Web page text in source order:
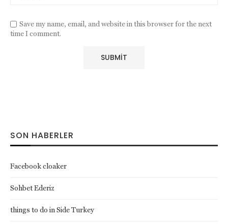
Save my name, email, and website in this browser for the next
time I comment.
SON HABERLER
Facebook cloaker
Sohbet Ederiz
things to do in Side Turkey